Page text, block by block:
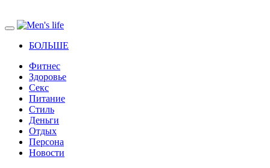
БОЛЬШЕ
Фитнес
Здоровье
Секс
Питание
Стиль
Деньги
Отдых
Персона
Новости